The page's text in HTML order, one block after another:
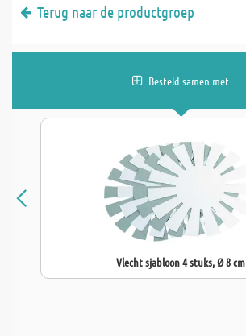
Terug naar de productgroep
Besteld samen met
Vlecht sjabloon 4 stuks, Ø 8 cm